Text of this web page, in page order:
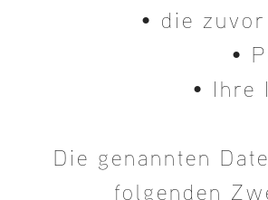
• die
•
• Ihre
Die genannten
folgenden